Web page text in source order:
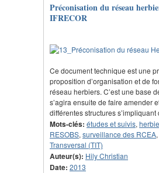
Préconisation du réseau
IFRECOR
Ce document technique est une
proposition d’organisation et de
réseau herbiers. C’est une base
s’agira ensuite de faire amender
différentes structures
Mots-clés: études et suivis,
RESOBS, surveillance des RCEA,
Transversal (TIT)
Auteur(s): Hily Christian
Date: 2013